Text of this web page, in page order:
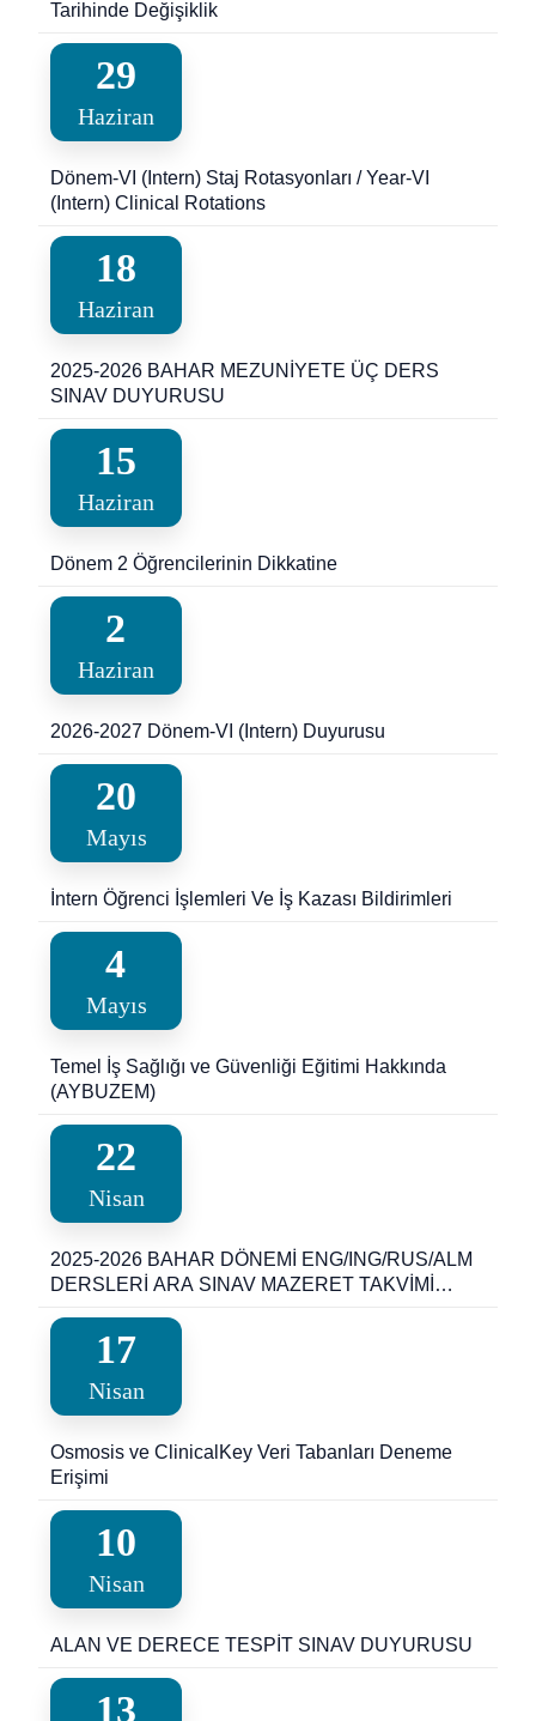
Tarihinde Değişiklik
29
Haziran
Dönem-VI (Intern) Staj Rotasyonları / Year-VI
(Intern) Clinical Rotations
18
Haziran
2025-2026 BAHAR MEZUNİYETE ÜÇ DERS
SINAV DUYURUSU
15
Haziran
Dönem 2 Öğrencilerinin Dikkatine
2
Haziran
2026-2027 Dönem-VI (Intern) Duyurusu
20
Mayıs
İntern Öğrenci İşlemleri Ve İş Kazası Bildirimleri
4
Mayıs
Temel İş Sağlığı ve Güvenliği Eğitimi Hakkında
(AYBUZEM)
22
Nisan
2025-2026 BAHAR DÖNEMİ ENG/ING/RUS/ALM
DERSLERİ ARA SINAV MAZERET TAKVİMİ
17
Nisan
Osmosis ve ClinicalKey Veri Tabanları Deneme
Erişimi
10
Nisan
ALAN VE DERECE TESPİT SINAV DUYURUSU
13